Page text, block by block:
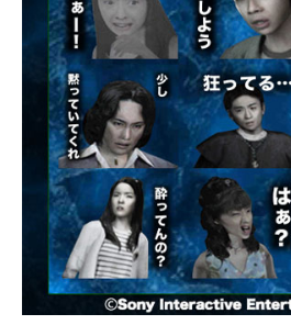
マーケ×ITの今がよく分かる
ITエンジニア向け専門サイト
企業向けIT製品の総合サイト
IT製品の技術・比較・事例
製造業のIT導入・活用を支援
モノづくり技術者専門サイト